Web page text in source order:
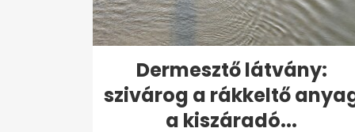
Dermesztő látvány:
szivárog a rákkeltő
a kiszáradó...